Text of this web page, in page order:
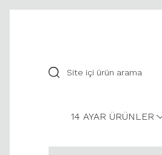
14 AYAR ÜRÜNLER